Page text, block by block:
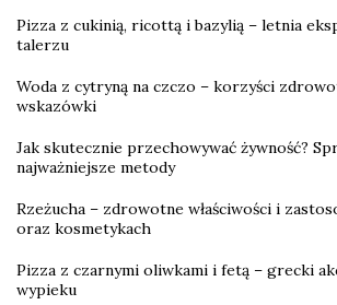
Pizza z cukinią, ricottą i bazylią – letnia
talerzu
Woda z cytryną na czczo – korzyści
wskazówki
Jak skutecznie przechowywać żywność?
najważniejsze metody
Rzeżucha – zdrowotne właściwości i
oraz kosmetykach
Pizza z czarnymi oliwkami i fetą – grecki
wypieku